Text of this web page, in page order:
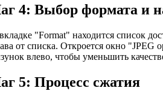
4: Выбор формата и
"Format" находится список
от списка. Откроется окно "JPEG
влево, чтобы уменьшить
5: Процесс сжатия